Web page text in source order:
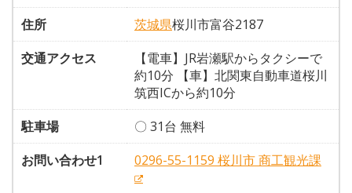
住所
茨城県桜川市富谷2187
交通アクセス
【電車】JR岩瀬駅からタクシーで
約10分 【車】北関東自動車道桜川
筑西ICから約10分
駐車場
〇 31台 無料
お問い合わせ1
0296-55-1159 桜川市 商工観光課